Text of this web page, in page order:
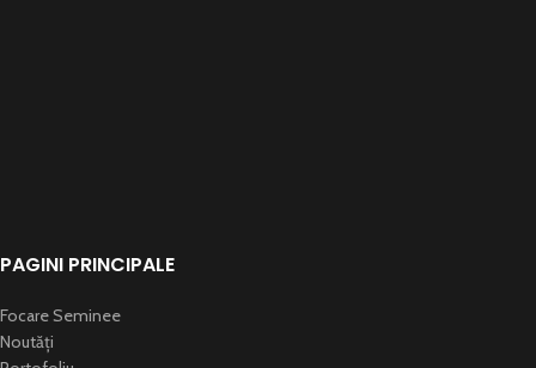
PAGINI PRINCIPALE
Focare Seminee
Noutăți